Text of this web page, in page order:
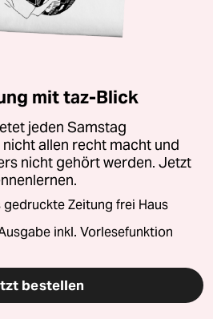
mit taz-Blick
jeden Samstag
allen recht macht und
nicht gehört werden. Jetzt
Zeitung frei Haus
inkl. Vorlesefunktion
bestellen